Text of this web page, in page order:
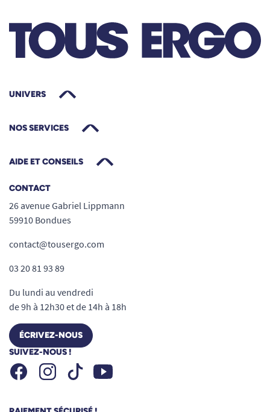
UNIVERS
NOS SERVICES
AIDE ET CONSEILS
CONTACT
26 avenue Gabriel Lippmann
59910 Bondues
contact@tousergo.com
03 20 81 93 89
Du lundi au vendredi
de 9h à 12h30 et de 14h à 18h
ÉCRIVEZ-NOUS
SUIVEZ-NOUS !
FacebookInstagramTiktok Youtube